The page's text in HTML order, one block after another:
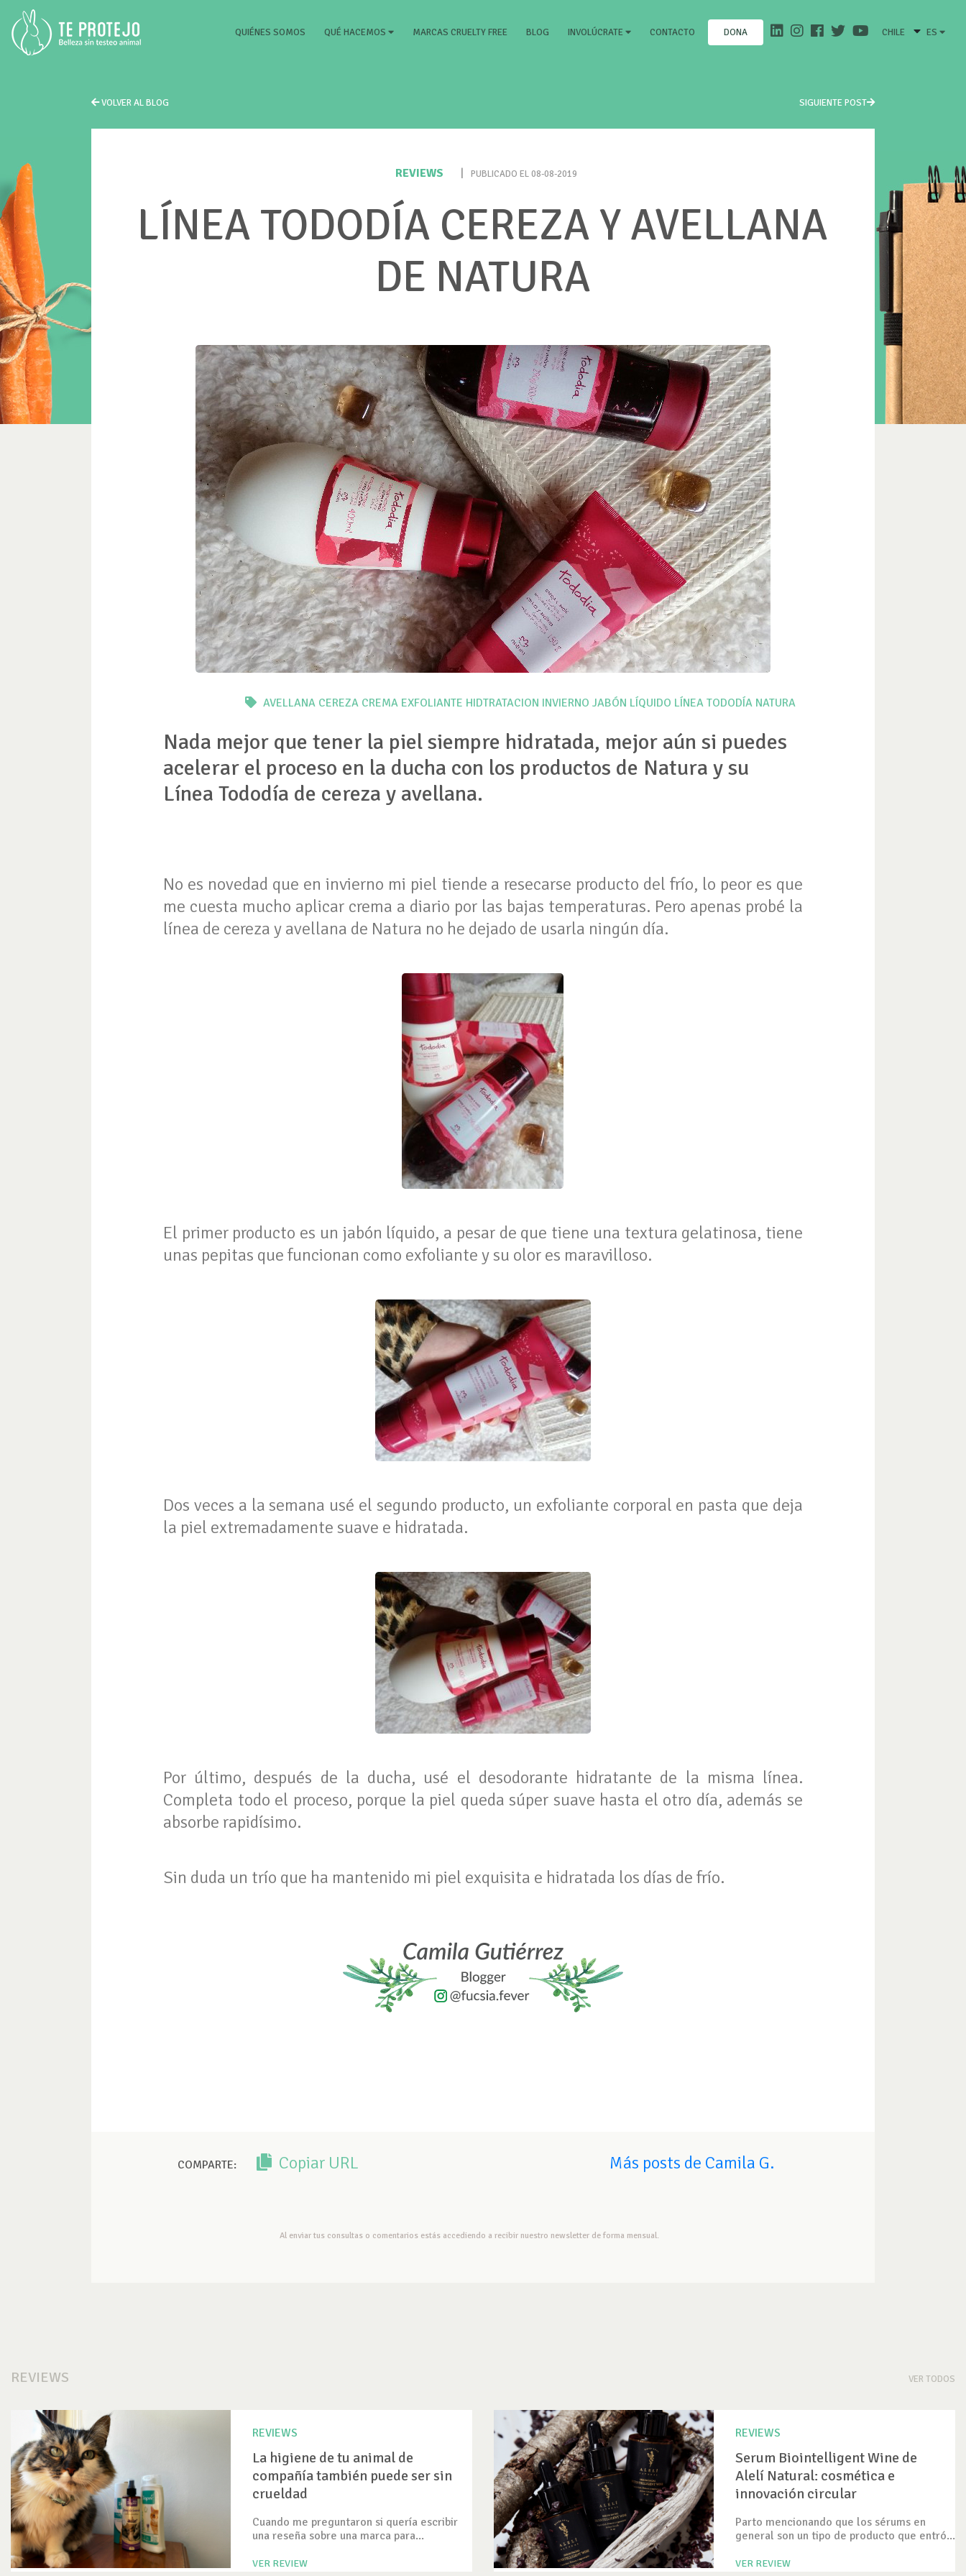
QUIÉNES SOMOS (CURRENT)
QUÉ HACEMOS MARCAS CRUELTY FREE BLOG INVOLÚCRATE CONTACTO DONA CHILE ES
VOLVER AL BLOG SIGUIENTE POST
REVIEWS PUBLICADO EL 08-08-2019
LÍNEA TODODÍA CEREZA Y AVELLANA
DE NATURA
AVELLANA CEREZA CREMA EXFOLIANTE HIDTRATACION INVIERNO JABÓN LÍQUIDO LÍNEA TODODÍA NATURA
Nada mejor que tener la piel siempre hidratada, mejor aún si puedes
acelerar el proceso en la ducha con los productos de Natura y su
Línea Tododía de cereza y avellana.
No es novedad que en invierno mi piel tiende a resecarse producto del frío, lo peor es que
me cuesta mucho aplicar crema a diario por las bajas temperaturas. Pero apenas probé la
línea de cereza y avellana de Natura no he dejado de usarla ningún día.
El primer producto es un jabón líquido, a pesar de que tiene una textura gelatinosa, tiene
unas pepitas que funcionan como exfoliante y su olor es maravilloso.
Dos veces a la semana usé el segundo producto, un exfoliante corporal en pasta que deja
la piel extremadamente suave e hidratada.
Por último, después de la ducha, usé el desodorante hidratante de la misma línea.
Completa todo el proceso, porque la piel queda súper suave hasta el otro día, además se
absorbe rapidísimo.
Sin duda un trío que ha mantenido mi piel exquisita e hidratada los días de frío.
COMPARTE: Copiar URL Más posts de Camila G.
Al enviar tus consultas o comentarios estás accediendo a recibir nuestro newsletter de forma mensual.
REVIEWS VER TODOS
REVIEWS
La higiene de tu animal de
compañía también puede ser sin
crueldad
Cuando me preguntaron si quería escribir
una reseña sobre una marca para...
VER REVIEW
REVIEWS
Serum Biointelligent Wine de
Alelí Natural: cosmética e
innovación circular
Parto mencionando que los sérums en
general son un tipo de producto que entró...
VER REVIEW